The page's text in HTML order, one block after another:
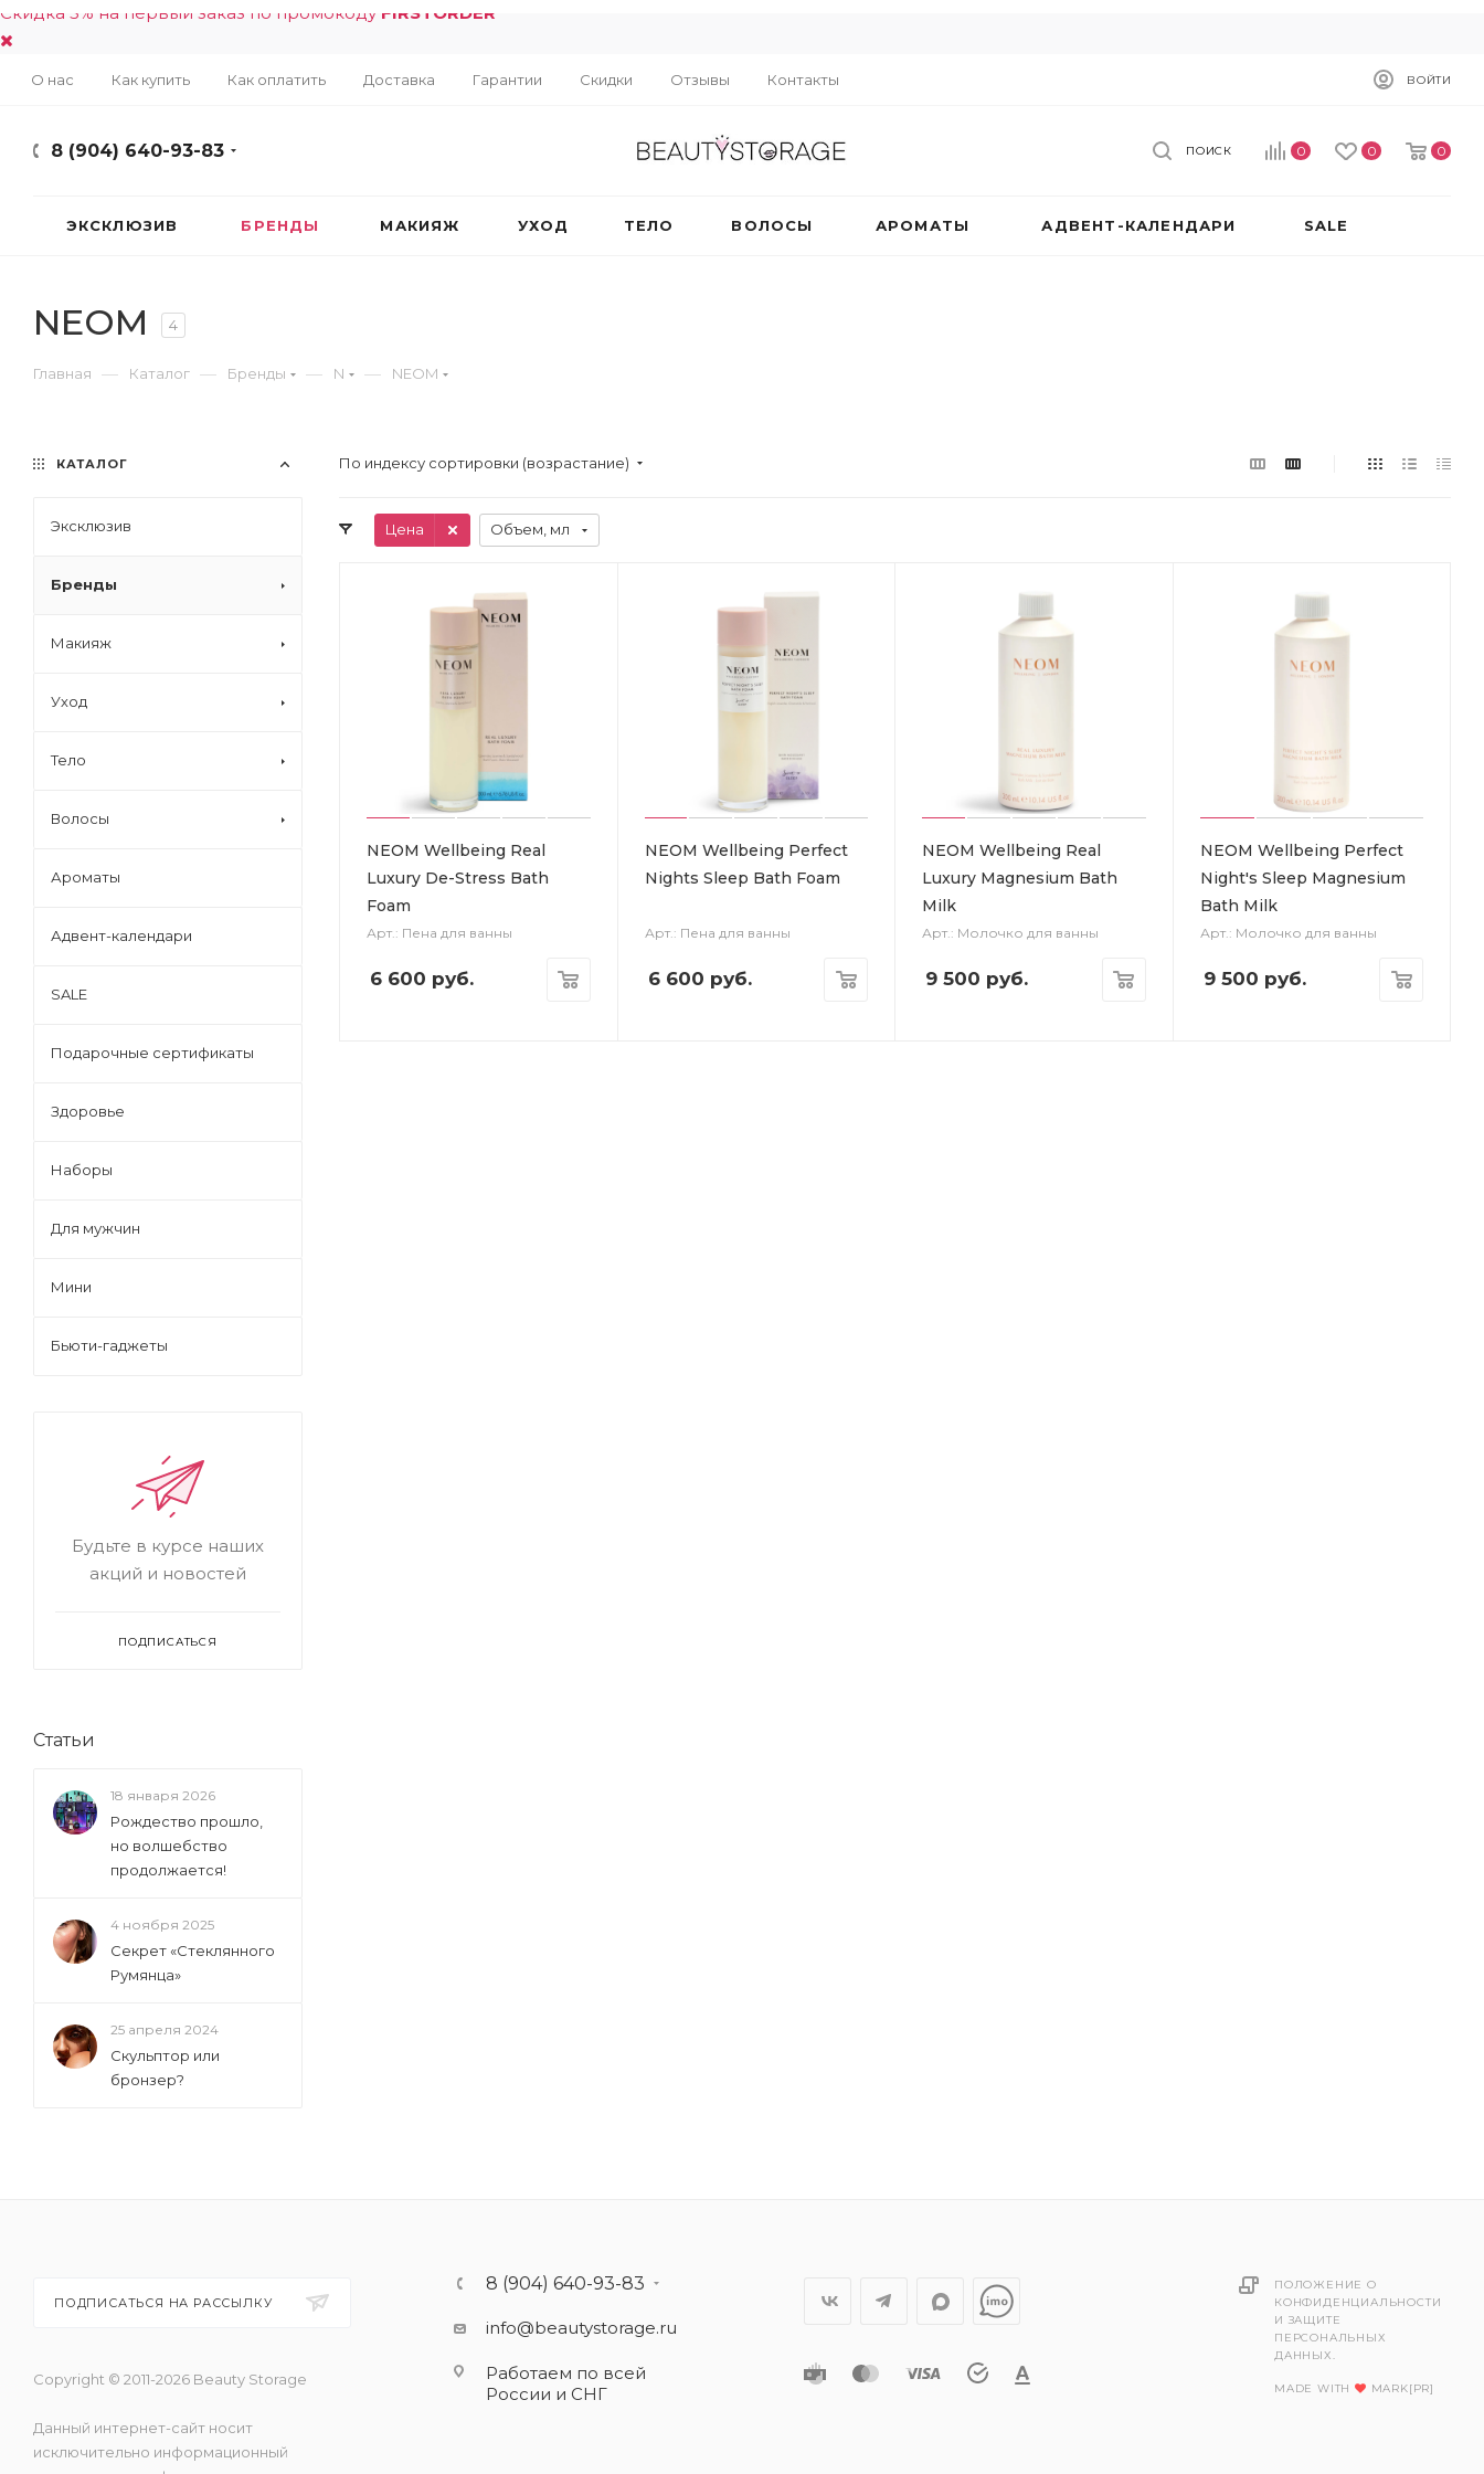
Скидка 5% на первый заказ по промокоду FIRSTORDER
О нас Как купить Как оплатить Доставка Гарантии Скидки Отзывы Контакты ВОЙТИ
8 (904) 640-93-83 0 0 0
ПОИСК
ЭКСКЛЮЗИВ БРЕНДЫ МАКИЯЖ УХОД ТЕЛО ВОЛОСЫ АРОМАТЫ АДВЕНТ-КАЛЕНДАРИ SALE
NEOM 4
Главная — Каталог — Бренды — N — NEOM
По индексу сортировки (возрастание)
Цена Объем, мл
NEOM Wellbeing Real
Luxury De-Stress Bath
Foam
Арт.: Пена для ванны
6 600 руб.
NEOM Wellbeing Perfect
Nights Sleep Bath Foam
Арт.: Пена для ванны
6 600 руб.
NEOM Wellbeing Real
Luxury Magnesium Bath
Milk
Арт.: Молочко для ванны
9 500 руб.
NEOM Wellbeing Perfect
Night's Sleep Magnesium
Bath Milk
Арт.: Молочко для ванны
9 500 руб.
КАТАЛОГ
Эксклюзив
Бренды
Макияж
Уход
Тело
Волосы
Ароматы
Адвент-календари
SALE
Подарочные сертификаты
Здоровье
Наборы
Для мужчин
Мини
Бьюти-гаджеты
Будьте в курсе наших
акций и новостей
ПОДПИСАТЬСЯ
Статьи
18 января 2026
Рождество прошло,
но волшебство
продолжается!
4 ноября 2025
Секрет «Стеклянного
Румянца»
25 апреля 2024
Скульптор или
бронзер?
ПОДПИСАТЬСЯ НА РАССЫЛКУ
Copyright © 2011-2026 Beauty Storage
Данный интернет-сайт носит
исключительно информационный
8 (904) 640-93-83
info@beautystorage.ru
Работаем по всей
России и СНГ
ПОЛОЖЕНИЕ О
КОНФИДЕНЦИАЛЬНОСТИ
И ЗАЩИТЕ
ПЕРСОНАЛЬНЫХ
ДАННЫХ.
MADE WITH MARK[PR]